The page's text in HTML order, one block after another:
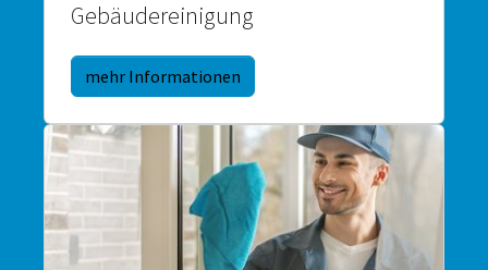
Gebäudereinigung
mehr Informationen